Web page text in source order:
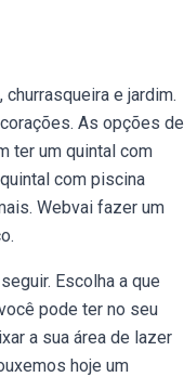
e jardim.
As opções de
ter um quintal com
com piscina
Webvai fazer um
Escolha a que
pode ter no seu
a sua área de lazer
hoje um